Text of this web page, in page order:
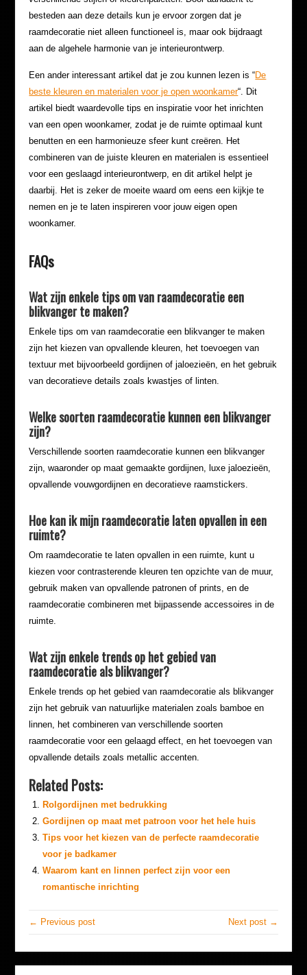
besteden aan deze details kun je ervoor zorgen dat je
raamdecoratie niet alleen functioneel is, maar ook bijdraagt
aan de algehele harmonie van je interieurontwerp.
Een ander interessant artikel dat je zou kunnen lezen is “De
beste kleuren en materialen voor je open woonkamer“. Dit
artikel biedt waardevolle tips en inspiratie voor het inrichten
van een open woonkamer, zodat je de ruimte optimaal kunt
benutten en een harmonieuze sfeer kunt creëren. Het
combineren van de juiste kleuren en materialen is essentieel
voor een geslaagd interieurontwerp, en dit artikel helpt je
daarbij. Het is zeker de moeite waard om eens een kijkje te
nemen en je te laten inspireren voor jouw eigen open
woonkamer.
FAQs
Wat zijn enkele tips om van raamdecoratie een
blikvanger te maken?
Enkele tips om van raamdecoratie een blikvanger te maken
zijn het kiezen van opvallende kleuren, het toevoegen van
textuur met bijvoorbeeld gordijnen of jaloezieën, en het gebruik
van decoratieve details zoals kwastjes of linten.
Welke soorten raamdecoratie kunnen een blikvanger
zijn?
Verschillende soorten raamdecoratie kunnen een blikvanger
zijn, waaronder op maat gemaakte gordijnen, luxe jaloezieën,
opvallende vouwgordijnen en decoratieve raamstickers.
Hoe kan ik mijn raamdecoratie laten opvallen in een
ruimte?
Om raamdecoratie te laten opvallen in een ruimte, kunt u
kiezen voor contrasterende kleuren ten opzichte van de muur,
gebruik maken van opvallende patronen of prints, en de
raamdecoratie combineren met bijpassende accessoires in de
ruimte.
Wat zijn enkele trends op het gebied van
raamdecoratie als blikvanger?
Enkele trends op het gebied van raamdecoratie als blikvanger
zijn het gebruik van natuurlijke materialen zoals bamboe en
linnen, het combineren van verschillende soorten
raamdecoratie voor een gelaagd effect, en het toevoegen van
opvallende details zoals metallic accenten.
Related Posts:
Rolgordijnen met bedrukking
Gordijnen op maat met patroon voor het hele huis
Tips voor het kiezen van de perfecte raamdecoratie
voor je badkamer
Waarom kant en linnen perfect zijn voor een
romantische inrichting
← Previous post Next post →